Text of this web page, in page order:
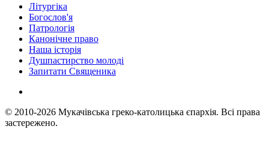
Літургіка
Богослов'я
Патрологія
Канонічне право
Наша історія
Душпастирство молоді
Запитати Священика
© 2010-2026 Мукачівська греко-католицька єпархія. Всі права
застережено.